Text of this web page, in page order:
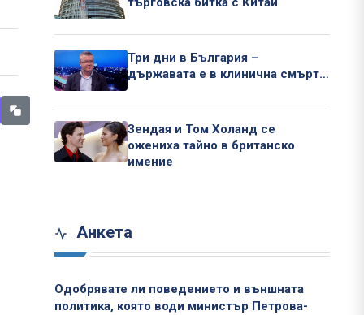
Три дни в България –
държавата е в клинична смърт…
Зендая и Том Холанд се
ожениха тайно в британско
имение
Анкета
Одобрявате ли поведението и външната
политика, която води министър Петрова-